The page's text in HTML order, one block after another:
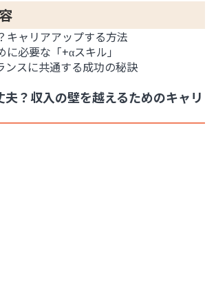
キャリアアップする方法
必要な「+αスキル」
ンスに共通する成功の秘訣
？収入の壁を越えるためのキャリ